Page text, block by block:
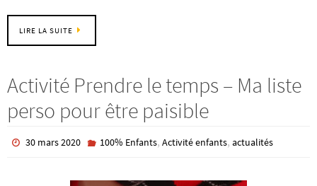
LIRE LA SUITE
Activité Prendre le temps – Ma liste
perso pour être paisible
30 mars 2020 100% Enfants, Activité enfants, actualités